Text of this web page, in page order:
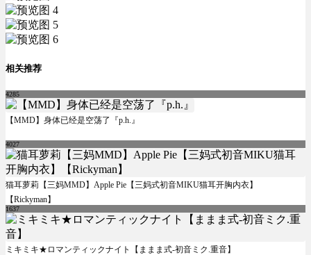
相关推荐
4285
【MMD】身体已经是空荡了『p.h.』
4027
猫耳萝莉【三妈MMD】Apple Pie【三妈式初音MIKU猫耳开胸内衣】
【Rickyman】
1637
ミキミキ★ロマンティックナイト【ままま式-初音ミク.重音】